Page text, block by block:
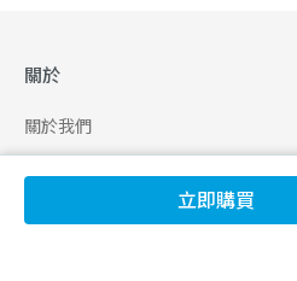
立即購買
關於
關於我們
合作申請